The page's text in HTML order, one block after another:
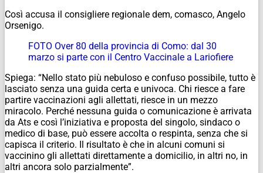
Così accusa il consigliere regionale dem, comasco, Angelo
Orsenigo.
FOTO Over 80 della provincia di Como: dal 30
marzo si parte con il Centro Vaccinale a Lariofiere
Spiega: “Nello stato più nebuloso e confuso possibile, tutto è
lasciato senza una guida certa e univoca. Chi riesce a fare
partire vaccinazioni agli allettati, riesce in un mezzo
miracolo. Perché nessuna guida o comunicazione è arrivata
da Ats e così l’iniziativa e proposta del singolo, sindaco o
medico di base, può essere accolta o respinta, senza che si
capisca il criterio. Il risultato è che in alcuni comuni si
vaccinino gli allettati direttamente a domicilio, in altri no, in
altri ancora solo parzialmente”.